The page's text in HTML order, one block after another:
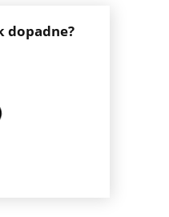
dopadne?